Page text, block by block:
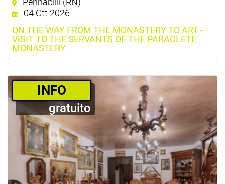
04 Ott 2026
ON THE WAY FROM THE MONASTERY TO ART -
VISIT TO THE SERVANTS OF THE PARACLETE
MONASTERY
­INFO
gratuito